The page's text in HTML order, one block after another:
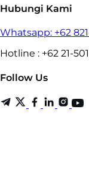
Hubungi Kami
Whatsapp: +62
Hotline : +62 21-
Follow Us